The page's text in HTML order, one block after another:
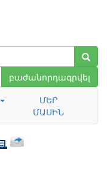
բաժանորդագրվել
ՄԵՐ
ՄԱՍԻՆ